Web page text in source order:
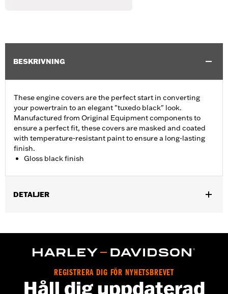
BESKRIVNING
These engine covers are the perfect start in converting
your powertrain to an elegant "tuxedo black" look.
Manufactured from Original Equipment components to
ensure a perfect fit, these covers are masked and coated
with temperature-resistant paint to ensure a long-lasting
finish.
Gloss black finish
DETALJER
Cover P/N 25700385 or 25700438).
Derby cover only
WARRANTY:,,,,,,,,,,,,,,,,,,,,,,,,,,,,,,,,,,,,,,,,,,,,,,,,,,,,,,,,,,,,,,,,,,
REGISTRERA DIG FÖR NYHETSBREVET
Håll dig uppdaterad